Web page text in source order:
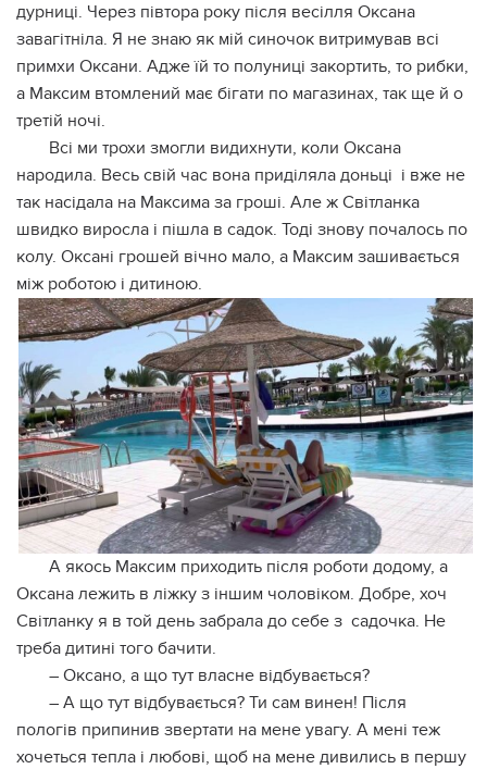
дурниці. Через півтора року після весілля Оксана
завагітніла. Я не знаю як мій синочок витримував всі
примхи Оксани. Адже їй то полуниці закортить, то рибки,
а Максим втомлений має бігати по магазинах, так ще й о
третій ночі.
Всі ми трохи змогли видихнути, коли Оксана
народила. Весь свій час вона приділяла доньці і вже не
так насідала на Максима за гроші. Але ж Світланка
швидко виросла і пішла в садок. Тоді знову почалось по
колу. Оксані грошей вічно мало, а Максим зашивається
між роботою і дитиною.
А якось Максим приходить після роботи додому, а
Оксана лежить в ліжку з іншим чоловіком. Добре, хоч
Світланку я в той день забрала до себе з садочка. Не
треба дитині того бачити.
– Оксано, а що тут власне відбувається?
– А що тут відбувається? Ти сам винен! Після
пологів припинив звертати на мене увагу. А мені теж
хочеться тепла і любові, щоб на мене дивились в першу